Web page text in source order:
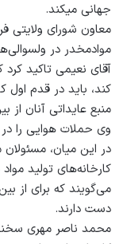
جهانی می‎کند.
معاون شورای ولایتی
موادمخدر در
آقای نعیمی تاکید کرد
کند، باید در قدم اول
منبع عایداتی آنان از
وی حملات هوایی را در
در این میان، مسئولان
کارخانه‌های تولید
می‌گویند که برای از
دست دارند.
محمد ناصر مهری